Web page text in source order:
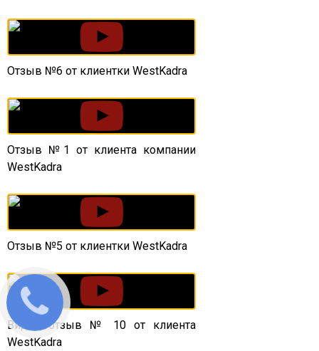
Отзыв №6 от клиентки WestKadra
Отзыв №1 от клиента компании
WestKadra
Отзыв №5 от клиентки WestKadra
Видео отзыв № 10 от клиента
WestKadra